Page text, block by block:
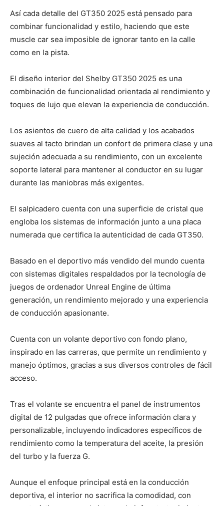
Así cada detalle del GT350 2025 está pensado para
combinar funcionalidad y estilo, haciendo que este
muscle car sea imposible de ignorar tanto en la calle
como en la pista.
El diseño interior del Shelby GT350 2025 es una
combinación de funcionalidad orientada al rendimiento y
toques de lujo que elevan la experiencia de conducción.
Los asientos de cuero de alta calidad y los acabados
suaves al tacto brindan un confort de primera clase y una
sujeción adecuada a su rendimiento, con un excelente
soporte lateral para mantener al conductor en su lugar
durante las maniobras más exigentes.
El salpicadero cuenta con una superficie de cristal que
engloba los sistemas de información junto a una placa
numerada que certifica la autenticidad de cada GT350.
Basado en el deportivo más vendido del mundo cuenta
con sistemas digitales respaldados por la tecnología de
juegos de ordenador Unreal Engine de última
generación, un rendimiento mejorado y una experiencia
de conducción apasionante.
Cuenta con un volante deportivo con fondo plano,
inspirado en las carreras, que permite un rendimiento y
manejo óptimos, gracias a sus diversos controles de fácil
acceso.
Tras el volante se encuentra el panel de instrumentos
digital de 12 pulgadas que ofrece información clara y
personalizable, incluyendo indicadores específicos de
rendimiento como la temperatura del aceite, la presión
del turbo y la fuerza G.
Aunque el enfoque principal está en la conducción
deportiva, el interior no sacrifica la comodidad, con